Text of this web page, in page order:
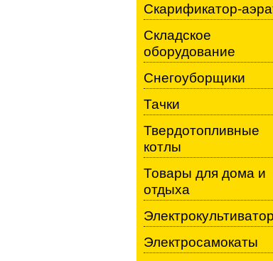
Скарификатор-
Складское
оборудование
Снегоуборщики
Тачки
Твердотопливные
котлы
Товары для дома и
отдыха
Электросамокаты